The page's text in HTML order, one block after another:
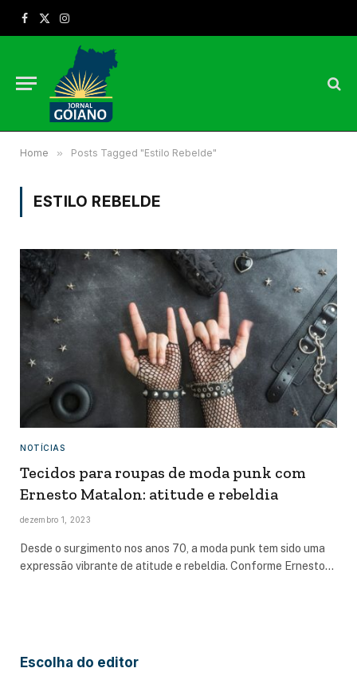
Facebook
X
Instagram
Home » Posts Tagged "Estilo Rebelde"
ESTILO REBELDE
NOTÍCIAS
Tecidos para roupas de moda punk com
Ernesto Matalon: atitude e rebeldia
dezembro 1, 2023
Desde o surgimento nos anos 70, a moda punk tem sido uma
expressão vibrante de atitude e rebeldia. Conforme Ernesto…
Escolha do editor